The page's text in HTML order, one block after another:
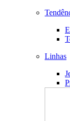
Linhas